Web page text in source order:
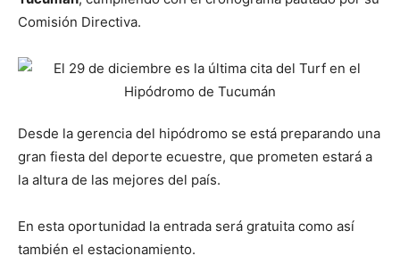
Comisión Directiva.
Desde la gerencia del hipódromo se está preparando una
gran fiesta del deporte ecuestre, que prometen estará a
la altura de las mejores del país.
En esta oportunidad la entrada será gratuita como así
también el estacionamiento.